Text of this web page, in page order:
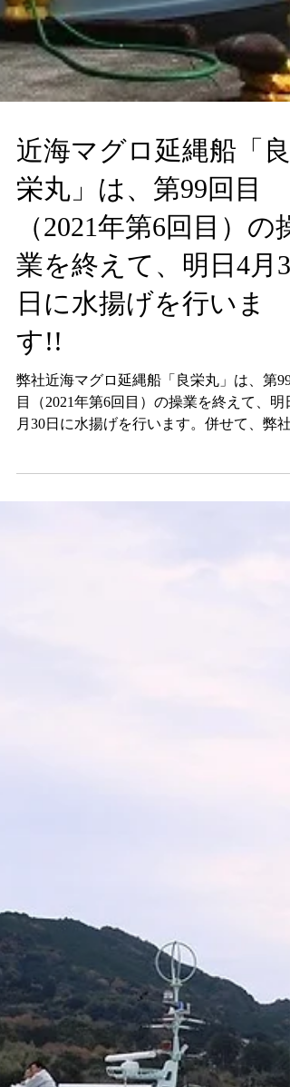
近海マグロ延縄船「良
栄丸」は、第99回目
（2021年第6回目）の操
業を終えて、明日4月30
日に水揚げを行いま
す!!
弊社近海マグロ延縄船「良栄丸」は、第99
も、下記日程で良栄丸生まぐろの即売会等